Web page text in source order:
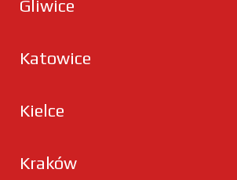
Gliwice
Katowice
Kielce
Kraków